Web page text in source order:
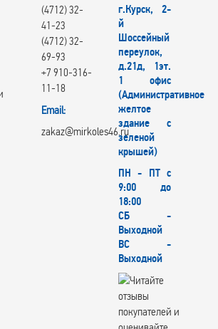
(4712) 32-
41-23
(4712) 32-
69-93
+7 910-316-
11-18
Email:
zakaz@mirkoles46.ru
г.Курск, 2-
й
Шоссейный
переулок,
д.21д, 1эт.
1 офис
(Административное
желтое
здание с
зеленой
крышей)
ПН - ПТ с
9:00 до
18:00
СБ -
Выходной
ВС -
Выходной